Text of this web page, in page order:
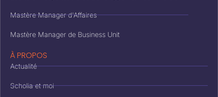
Mastère Manager d'Affaires
Mastère Manager de Business Unit
À PROPOS
Actualité
Scholia et moi